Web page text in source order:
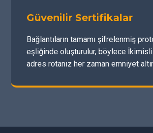
Güvenilir Sertifikalar
Bağlantıların tamamı şifrelenmiş
eşliğinde oluşturulur, böylece
adres rotanız her zaman emniyet